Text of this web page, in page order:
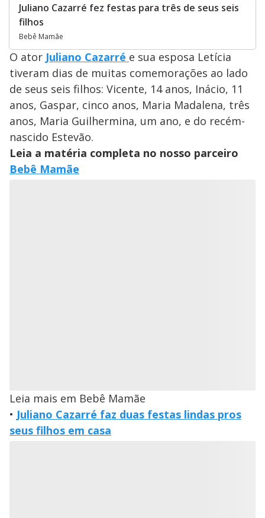
Juliano Cazarré fez festas para três de seus seis
filhos
Bebê Mamãe
O ator Juliano Cazarré e sua esposa Letícia
tiveram dias de muitas comemorações ao lado
de seus seis filhos: Vicente, 14 anos, Inácio, 11
anos, Gaspar, cinco anos, Maria Madalena, três
anos, Maria Guilhermina, um ano, e do recém-
nascido Estevão.
Leia a matéria completa no nosso parceiro
Bebê Mamãe
Leia mais em Bebê Mamãe
• Juliano Cazarré faz duas festas lindas pros
seus filhos em casa